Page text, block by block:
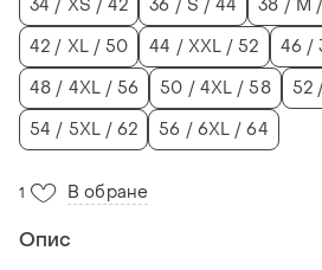
34 / XS / 42 36 / S / 44 38 / M
42 / XL / 50
44 / XXL / 52
46 /
48 / 4XL / 56
50 / 4XL / 58
54 / 5XL / 62
56 / 6XL / 64
1 В обране
Опис